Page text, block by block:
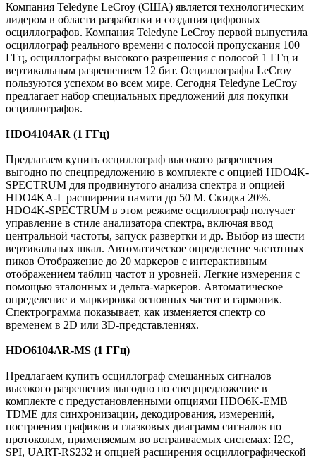
Компания Teledyne LeCroy (США) является технологическим
лидером в области разработки и создания цифровых
осциллографов. Компания Teledyne LeCroy первой выпустила
осциллограф реального времени с полосой пропускания 100
ГГц, осциллографы высокого разрешения с полосой 1 ГГц и
вертикальным разрешением 12 бит. Осциллографы LeCroy
пользуются успехом во всем мире. Сегодня Teledyne LeCroy
предлагает набор специальных предложений для покупки
осциллографов.
HDO4104AR (1 ГГц)
Предлагаем купить осциллограф высокого разрешения
выгодно по спецпредложению в комплекте с опцией HDO4K-
SPECTRUM для продвинутого анализа спектра и опцией
HDO4KA-L расширения памяти до 50 М. Скидка 20%.
HDO4K-SPECTRUM в этом режиме осциллограф получает
управление в стиле анализатора спектра, включая ввод
центральной частоты, запуск развертки и др. Выбор из шести
вертикальных шкал. Автоматическое определение частотных
пиков Отображение до 20 маркеров с интерактивным
отображением таблиц частот и уровней. Легкие измерения с
помощью эталонных и дельта-маркеров. Автоматическое
определение и маркировка основных частот и гармоник.
Спектрограмма показывает, как изменяется спектр со
временем в 2D или 3D-представлениях.
HDO6104AR-MS (1 ГГц)
Предлагаем купить осциллограф смешанных сигналов
высокого разрешения выгодно по спецпредложение в
комплекте с предустановленными опциями HDO6K-EMB
TDME для синхронизации, декодирования, измерений,
построения графиков и глазковых диаграмм сигналов по
протоколам, применяемым во встраиваемых системах: I2C,
SPI, UART-RS232 и опцией расширения осциллографической